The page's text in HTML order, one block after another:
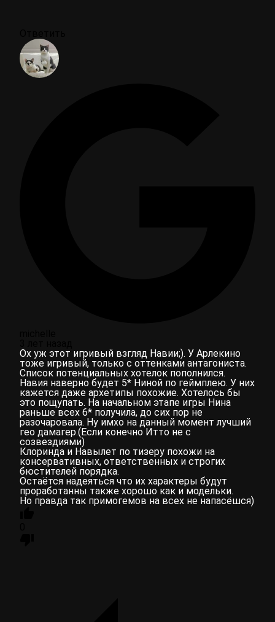
Ох уж этот игривый взгляд Навии;). У Арлекино
тоже игривый, только с оттенками антагониста.
Список потенциальных хотелок пополнился.
Навия наверно будет 5* Ниной по геймплею. У них
кажется даже архетипы похожие. Хотелось бы
это пощупать. На начальном этапе игры Нина
раньше всех 6* получила, до сих пор не
разочаровала. Ну имхо на данный момент лучший
гео дамагер.(Если конечно Итто не с
созвездиями)
Клоринда и Навылет по тизеру похожи на
консервативных, ответственных и строгих
бюстителей порядка.
Остаëтся надеяться что их характеры будут
проработанны также хорошо как и модельки.
Но правда так примогемов на всех не напасëшся)